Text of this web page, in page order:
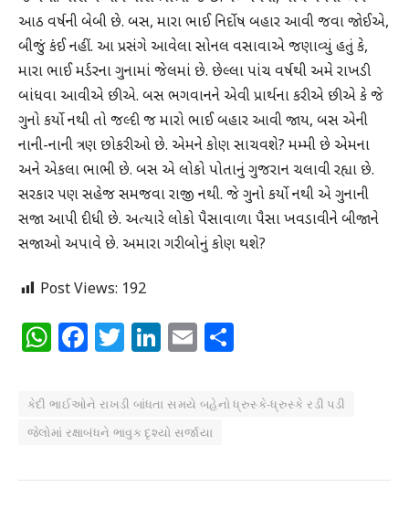
આઠ વર્ષની બેબી છે. બસ, મારા ભાઈ નિર્દોષ બહાર આવી જવા જાેઈએ,
બીજું કંઈ નહીં. આ પ્રસંગે આવેલા સોનલ વસાવાએ જણાવ્યું હતું કે,
મારા ભાઈ મર્ડરના ગુનામાં જેલમાં છે. છેલ્લા પાંચ વર્ષથી અમે રાખડી
બાંધવા આવીએ છીએ. બસ ભગવાનને એવી પ્રાર્થના કરીએ છીએ કે જે
ગુનો કર્યો નથી તો જલ્દી જ મારો ભાઈ બહાર આવી જાય, બસ એની
નાની-નાની ત્રણ છોકરીઓ છે. એમને કોણ સાચવશે? મમ્મી છે એમના
અને એકલા ભાભી છે. બસ એ લોકો પોતાનું ગુજરાન ચલાવી રહ્યા છે.
સરકાર પણ સહેજ સમજવા રાજી નથી. જે ગુનો કર્યો નથી એ ગુનાની
સજા આપી દીધી છે. અત્યારે લોકો પૈસાવાળા પૈસા ખવડાવીને બીજાને
સજાઓ અપાવે છે. અમારા ગરીબોનું કોણ થશે?
Post Views: 192
WhatsApp
Facebook
Twitter
LinkedIn
Email
કેદી ભાઈઓને રાખડી બાંધતા સમયે બહેનો ધ્રુસ્કે-ધ્રુસ્કે રડી પડી
જેલોમાં રક્ષાબંધને ભાવુક દૃશ્યો સર્જાયા